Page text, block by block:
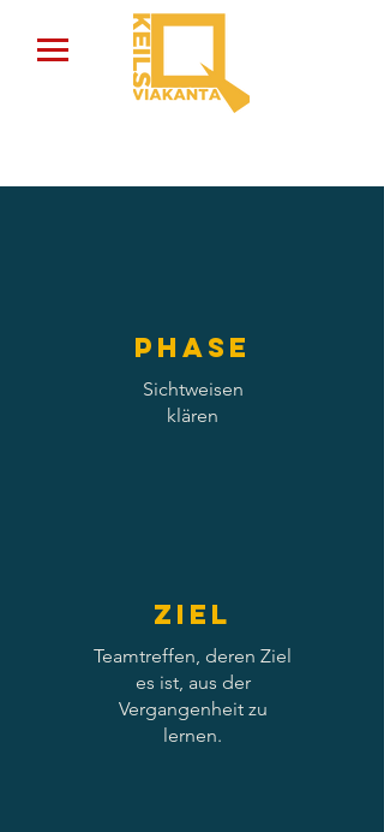
Phase
Sichtweisen
klären
Ziel
Teamtreffen, deren Ziel
es ist, aus der
Vergangenheit zu
lernen.